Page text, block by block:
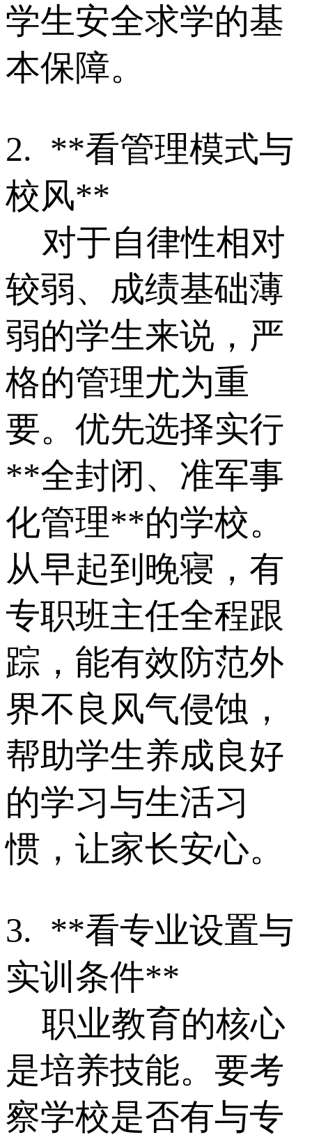
学生安全求学的基
本保障。
2. **看管理模式与
校风**
对于自律性相对
较弱、成绩基础薄
弱的学生来说，严
格的管理尤为重
要。优先选择实行
**全封闭、准军事
化管理**的学校。
从早起到晚寝，有
专职班主任全程跟
踪，能有效防范外
界不良风气侵蚀，
帮助学生养成良好
的学习与生活习
惯，让家长安心。
3. **看专业设置与
实训条件**
职业教育的核心
是培养技能。要考
察学校是否有与专